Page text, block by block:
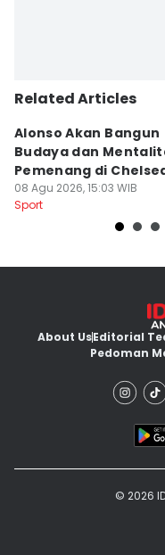
Related Articles
Alonso Akan Bangun
Budaya dan
Pemenang di
08 Agu 2026, 15:03 WIB
Sport
About UsEditorial
Pedoman
© 2026